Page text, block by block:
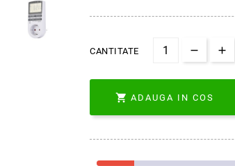
CANTITATE
 ADAUGA IN COS